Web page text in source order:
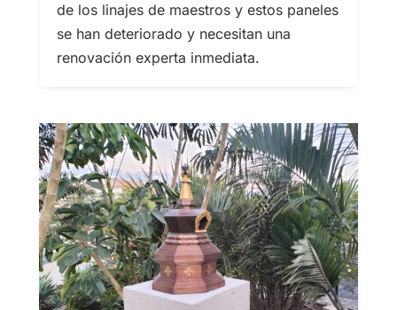
de los linajes de maestros y estos paneles
se han deteriorado y necesitan una
renovación experta inmediata.